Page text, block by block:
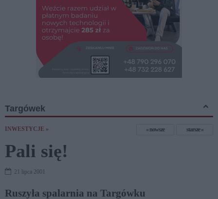
Targówek
INWESTYCJE » nowsze starsze
Pali się!
21 lipca 2001
Ruszyła spalarnia na Targówku